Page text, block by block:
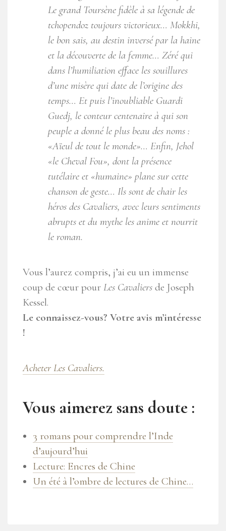
Le grand Toursène fidèle à sa légende de
tchopendoz toujours victorieux… Mokkhi,
le bon sais, au destin inversé par la haine
et la découverte de la femme… Zéré qui
dans l’humiliation efface les souillures
d’une misère qui date de l’origine des
temps… Et puis l’inoubliable Guardi
Guedj, le conteur centenaire à qui son
peuple a donné le plus beau des noms :
«Aïeul de tout le monde»… Enfin, Jehol
«le Cheval Fou», dont la présence
tutélaire et «humaine» plane sur cette
chanson de geste… Ils sont de chair les
héros des Cavaliers, avec leurs sentiments
abrupts et du mythe les anime et nourrit
le roman.
Vous l’aurez compris, j’ai eu un immense
coup de cœur pour Les Cavaliers de Joseph
Kessel.
Le connaissez-vous? Votre avis m’intéresse
!
Acheter Les Cavaliers.
Vous aimerez sans doute :
3 romans pour comprendre l’Inde
d’aujourd’hui
Lecture: Encres de Chine
Un été à l’ombre de lectures de Chine…